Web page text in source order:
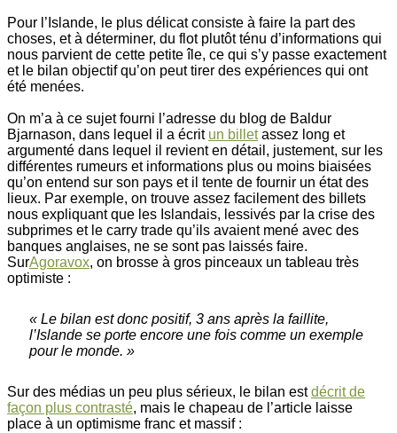
Pour l’Islande, le plus délicat consiste à faire la part des
choses, et à déterminer, du flot plutôt ténu d’informations qui
nous parvient de cette petite île, ce qui s’y passe exactement
et le bilan objectif qu’on peut tirer des expériences qui ont
été menées.
On m’a à ce sujet fourni l’adresse du blog de Baldur
Bjarnason, dans lequel il a écrit un billetassez long et
argumenté dans lequel il revient en détail, justement, sur les
différentes rumeurs et informations plus ou moins biaisées
qu’on entend sur son pays et il tente de fournir un état des
lieux. Par exemple, on trouve assez facilement des billets
nous expliquant que les Islandais, lessivés par la crise des
subprimes et le carry trade qu’ils avaient mené avec des
banques anglaises, ne se sont pas laissés faire.
SurAgoravox, on brosse à gros pinceaux un tableau très
optimiste :
« Le bilan est donc positif, 3 ans après la faillite,
l’Islande se porte encore une fois comme un exemple
pour le monde. »
Sur des médias un peu plus sérieux, le bilan estdécrit de
façon plus contrasté, mais le chapeau de l’article laisse
place à un optimisme franc et massif :